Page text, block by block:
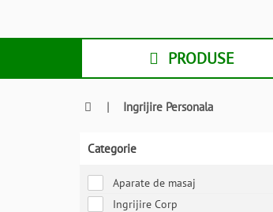
PRODUSE
| Ingrijire Personala
Categorie
Aparate de masaj
Ingrijire Corp